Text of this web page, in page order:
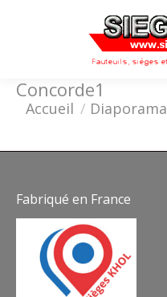
Concorde1
Vous êtes ici :
Accueil Diaporama
Fabriqué en France